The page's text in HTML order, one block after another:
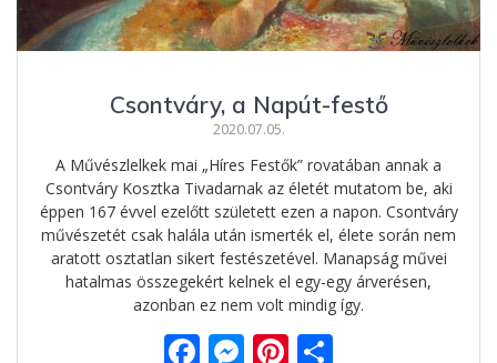
Csontváry, a Napút-festő
2020.07.05.
A Művészlelkek mai „Híres Festők” rovatában annak a
Csontváry Kosztka Tivadarnak az életét mutatom be, aki
éppen 167 évvel ezelőtt született ezen a napon. Csontváry
művészetét csak halála után ismerték el, élete során nem
aratott osztatlan sikert festészetével. Manapság művei
hatalmas összegekért kelnek el egy-egy árverésen,
azonban ez nem volt mindig így.
F M Pi